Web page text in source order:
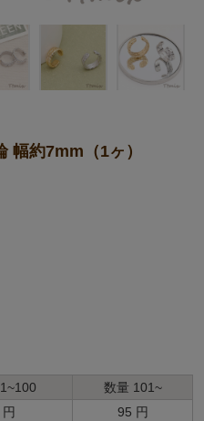
幅約7mm（1ヶ）
数量 101~
95 円